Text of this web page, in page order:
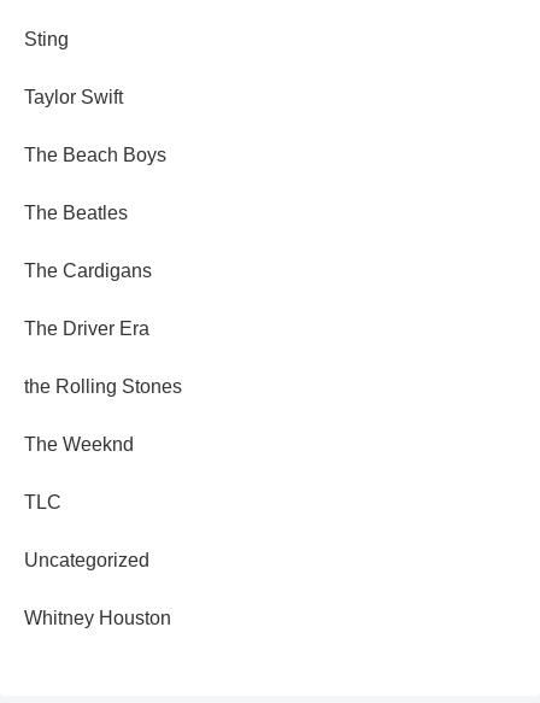
Sting
Taylor Swift
The Beach Boys
The Beatles
The Cardigans
The Driver Era
the Rolling Stones
The Weeknd
TLC
Uncategorized
Whitney Houston